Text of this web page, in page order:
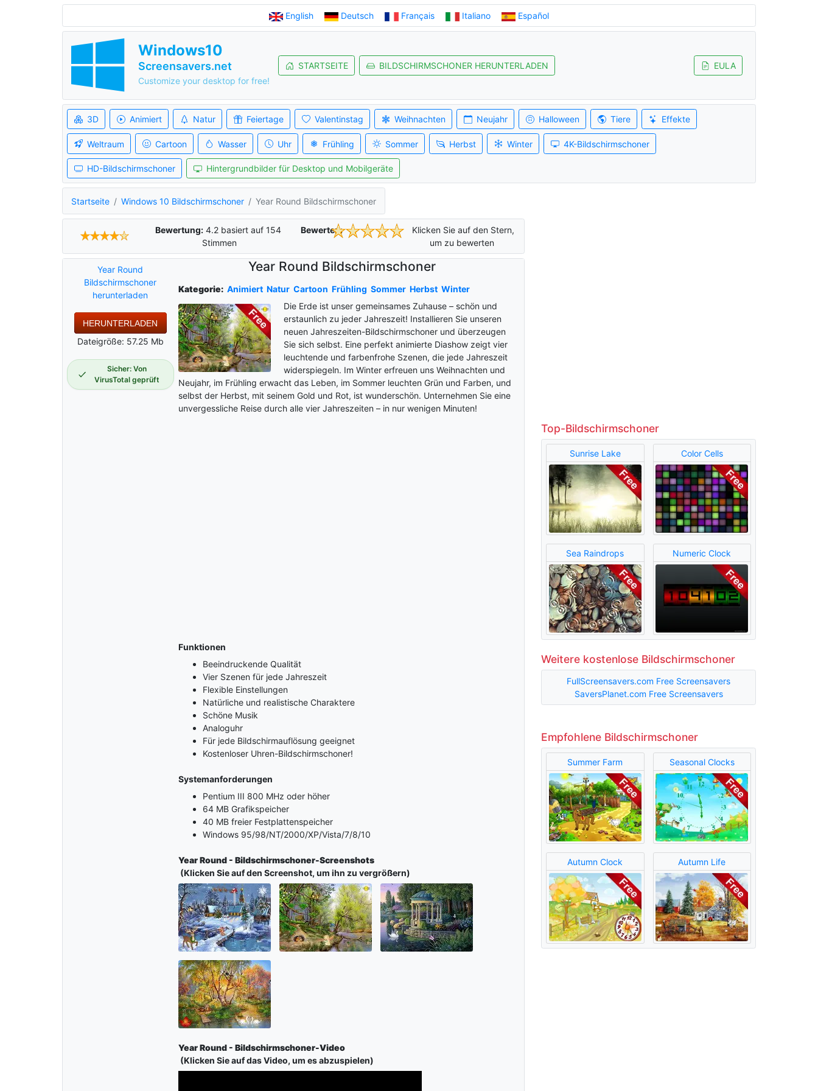
English Deutsch Français Italiano Español
Windows10
Screensavers.net
Customize your desktop for free!
STARTSEITE BILDSCHIRMSCHONER HERUNTERLADEN EULA
3D Animiert Natur Feiertage Valentinstag Weihnachten Neujahr Halloween Tiere Effekte
Weltraum Cartoon Wasser Uhr Frühling Sommer Herbst Winter 4K-Bildschirmschoner
HD-Bildschirmschoner Hintergrundbilder für Desktop und Mobilgeräte
Startseite Windows 10 Bildschirmschoner Year Round Bildschirmschoner
Bewertung: 4.2basiert auf 154
Stimmen
Bewerten:
Klicken Sie auf den Stern,
um zu bewerten
Year Round
Bildschirmschoner
herunterladen
HERUNTERLADEN
Dateigröße: 57.25 Mb
Sicher: Von
VirusTotal geprüft
Year Round Bildschirmschoner
Kategorie: Animiert Natur Cartoon Frühling Sommer Herbst Winter
Die Erde ist unser gemeinsames Zuhause – schön und
erstaunlich zu jeder Jahreszeit! Installieren Sie unseren
neuen Jahreszeiten-Bildschirmschoner und überzeugen
Sie sich selbst. Eine perfekt animierte Diashow zeigt vier
leuchtende und farbenfrohe Szenen, die jede Jahreszeit
widerspiegeln. Im Winter erfreuen uns Weihnachten und
Neujahr, im Frühling erwacht das Leben, im Sommer leuchten Grün und Farben, und
selbst der Herbst, mit seinem Gold und Rot, ist wunderschön. Unternehmen Sie eine
unvergessliche Reise durch alle vier Jahreszeiten – in nur wenigen Minuten!
Funktionen
Beeindruckende Qualität
Vier Szenen für jede Jahreszeit
Flexible Einstellungen
Natürliche und realistische Charaktere
Schöne Musik
Analoguhr
Für jede Bildschirmauflösung geeignet
Kostenloser Uhren-Bildschirmschoner!
Systemanforderungen
Pentium III 800 MHz oder höher
64 MB Grafikspeicher
40 MB freier Festplattenspeicher
Windows 95/98/NT/2000/XP/Vista/7/8/10
Year Round - Bildschirmschoner-Screenshots
(Klicken Sie auf den Screenshot, um ihn zu vergrößern)
Year Round - Bildschirmschoner-Video
(Klicken Sie auf das Video, um es abzuspielen)
Top-Bildschirmschoner
Sunrise Lake Color Cells
Sea Raindrops Numeric Clock
Weitere kostenlose Bildschirmschoner
FullScreensavers.com Free Screensavers
SaversPlanet.com Free Screensavers
Empfohlene Bildschirmschoner
Summer Farm Seasonal Clocks
Autumn Clock Autumn Life